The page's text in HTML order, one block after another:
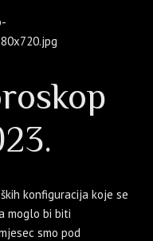
konfiguracija koje se
moglo bi biti
smo pod